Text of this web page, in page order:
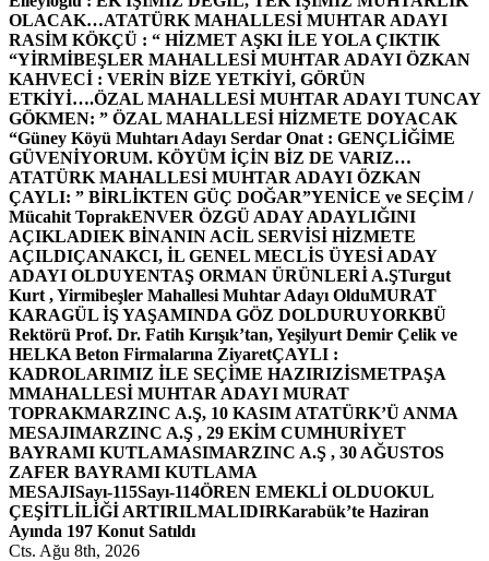
OLACAK…ATATÜRK MAHALLESİ MUHTAR ADAYI
RASİM KÖKÇÜ : “ HİZMET AŞKI İLE YOLA ÇIKTIK
“YİRMİBEŞLER MAHALLESİ MUHTAR ADAYI ÖZKAN
KAHVECİ : VERİN BİZE YETKİYİ, GÖRÜN
ETKİYİ….ÖZAL MAHALLESİ MUHTAR ADAYI TUNCAY
GÖKMEN: ” ÖZAL MAHALLESİ HİZMETE DOYACAK
“Güney Köyü Muhtarı Adayı Serdar Onat : GENÇLİĞİME
GÜVENİYORUM. KÖYÜM İÇİN BİZ DE VARIZ…
ATATÜRK MAHALLESİ MUHTAR ADAYI ÖZKAN
ÇAYLI: ” BİRLİKTEN GÜÇ DOĞAR”YENİCE ve SEÇİM /
Mücahit ToprakENVER ÖZGÜ ADAY ADAYLIĞINI
AÇIKLADIEK BİNANIN ACİL SERVİSİ HİZMETE
AÇILDIÇANAKCI, İL GENEL MECLİS ÜYESİ ADAY
ADAYI OLDUYENTAŞ ORMAN ÜRÜNLERİ A.ŞTurgut
Kurt , Yirmibeşler Mahallesi Muhtar Adayı OlduMURAT
KARAGÜL İŞ YAŞAMINDA GÖZ DOLDURUYORKBÜ
Rektörü Prof. Dr. Fatih Kırışık’tan, Yeşilyurt Demir Çelik ve
HELKA Beton Firmalarına ZiyaretÇAYLI :
KADROLARIMIZ İLE SEÇİME HAZIRIZİSMETPAŞA
MMAHALLESİ MUHTAR ADAYI MURAT
TOPRAKMARZINC A.Ş, 10 KASIM ATATÜRK’Ü ANMA
MESAJIMARZINC A.Ş , 29 EKİM CUMHURİYET
BAYRAMI KUTLAMASIMARZINC A.Ş , 30 AĞUSTOS
ZAFER BAYRAMI KUTLAMA
MESAJISayı-115Sayı-114ÖREN EMEKLİ OLDUOKUL
ÇEŞİTLİLİĞİ ARTIRILMALIDIRKarabük’te Haziran
Ayında 197 Konut Satıldı
Cts. Ağu 8th, 2026